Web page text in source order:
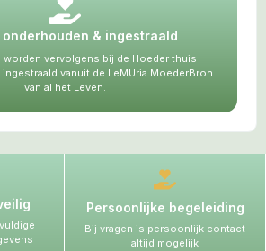
onderhouden & ingestraald
worden vervolgens bij de Hoeder thuis
vanuit de LeMUria MoederBron
van al het Leven.
Persoonlijke begeleiding
Bij vragen is persoonlijk contact
altijd mogelijk